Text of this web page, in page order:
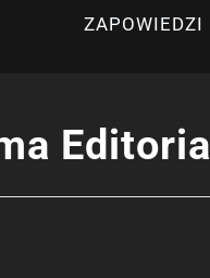
ZAPOWIEDZI
Editorial